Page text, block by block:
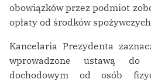
obowiązków przez podmiot
opłaty od środków
Kancelaria Prezydenta
wprowadzone ustawą
dochodowym od osób